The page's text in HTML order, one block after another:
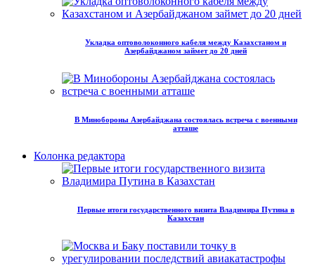
Укладка оптоволоконного кабеля между Казахстаном и
Азербайджаном займет до 20 дней
В Минобороны Азербайджана состоялась встреча с военными
атташе
Колонка редактора
Первые итоги государственного визита Владимира Путина в
Казахстан